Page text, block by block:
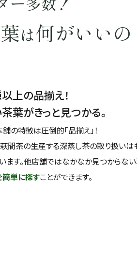
は何がいいの
上の品揃え！
葉がきっと見つかる。
の特徴は圧倒的「品揃え」！
間茶の生産する深蒸し茶の取り扱い
ます。他店舗ではなかなか見つからな
単に探すことができます。